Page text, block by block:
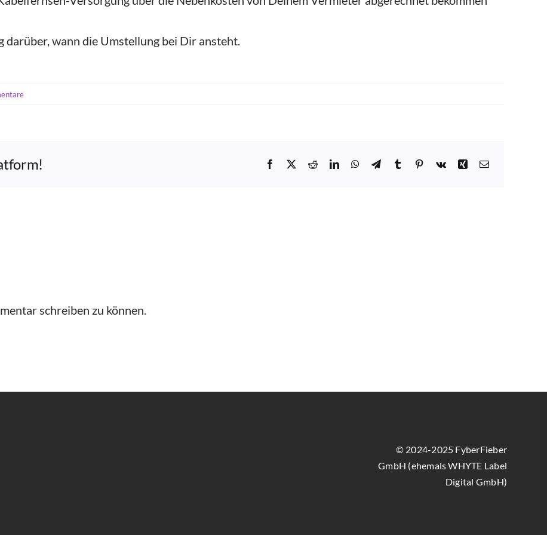
wann die Umstellung bei Dir ansteht.
Facebook RedditLinkedInWhatsApp
TelegramTumblr Pinterest
Vk Xing E-
schreiben zu können.
© 2024-2025 FyberFieber
GmbH (ehemals WHYTE Label
Digital GmbH)